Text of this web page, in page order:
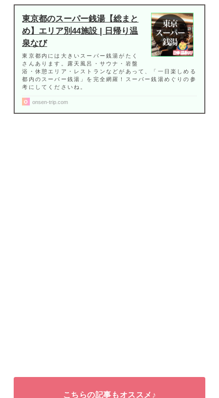
東京都のスーパー銭湯【総まと
め】エリア別44施設 | 日帰り温
泉なび
東京都内には大きいスーパー銭湯がたく
さんあります。露天風呂・サウナ・岩盤
浴・休憩エリア・レストランなどがあって、「一日楽しめる
都内のスーパー銭湯」を完全網羅！スーパー銭湯めぐりの参
考にしてくださいね。
onsen-trip.com
こちらの記事もオススメ♪